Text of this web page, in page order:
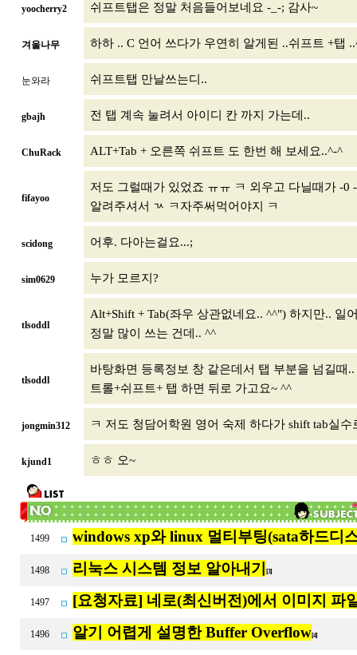
yoocherry2 쉬프트탭은 정말 처음들어보네요 -_-; 감사~
겨울나무 하하 .. C 언어 쓰다가 우연히 알게된 ..쉬프트 +탭
눈와라 쉬프트탭 만날쓰는디..
gbajh 전 탭 계속 눌려서 아이디 칸 까지 가는데..
ChuRack ALT+Tab + 오른쪽 쉬프트 도 한번 해 보세요..^-^
fifayoo
저도 그럴때가 있었죠 ㅠㅠ ㅋ 외우고 다닐때가 -
알려주셔서 ㄳ ㅋ자주써먹어야지 ㅋ
scidong 어후. 다아는걸요...;
sim0629 누가 모르지?
tlsoddl
Alt+Shift + Tab(좌우 상관없네요.. ^^") 하지만.. 일
정말 많이 쓰는 건데.. ^^
tlsoddl
바탕화면 등록정보 창 같은데서 탭 부분을 넘길때
트롤+쉬프트+ 탭 하면 뒤로 가고요~ ^^
jongmin312 ㅋ 저도 청담어학원 영어 숙제 하다가 shift tab실
kjund1 ㅎㅎ 오~
1499 windows xp와 linux 멀티부팅(sata하드디
1498 리눅스 시스템 정보 알아내기 [3]
1497 [요청자료] 네로(최신버전)에서 이미지 파
1496 알기 어렵게 설명한 Buffer Overflow[4]